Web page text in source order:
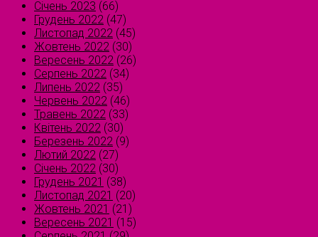
Січень 2023 (66)
Грудень 2022 (47)
Листопад 2022 (45)
Жовтень 2022 (30)
Вересень 2022 (26)
Серпень 2022 (34)
Липень 2022 (35)
Червень 2022 (46)
Травень 2022 (33)
Квітень 2022 (30)
Березень 2022 (9)
Лютий 2022 (27)
Січень 2022 (30)
Грудень 2021 (38)
Листопад 2021 (20)
Жовтень 2021 (21)
Вересень 2021 (15)